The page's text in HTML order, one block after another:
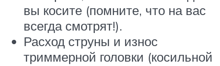
вы косите (помните, что на вас
всегда смотрят!).
Расход струны и износ
триммерной головки (косильной